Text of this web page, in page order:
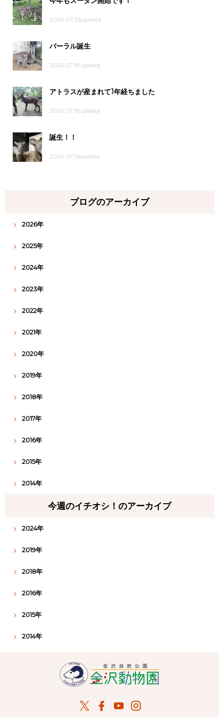
2026.07.26update
バーラル誕生
2026.07.18update
アトラスが産まれて1年経ちました
2026.07.18update
誕生！！
2026.07.16update
ブログのアーカイブ
2026年
2025年
2024年
2023年
2022年
2021年
2020年
2019年
2018年
2017年
2016年
2015年
2014年
今週のイチオシ！のアーカイブ
2024年
2019年
2018年
2016年
2015年
2014年